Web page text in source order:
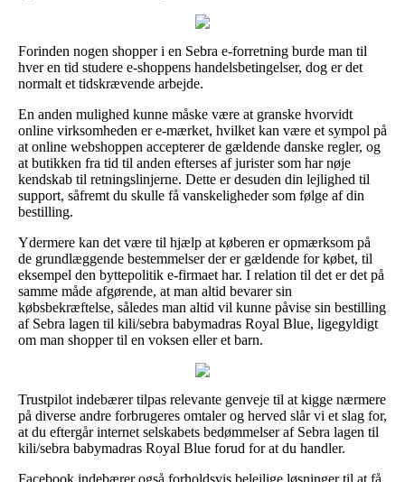
Forinden nogen shopper i en Sebra e-forretning burde man til
hver en tid studere e-shoppens handelsbetingelser, dog er det
normalt et tidskrævende arbejde.
En anden mulighed kunne måske være at granske hvorvidt
online virksomheden er e-mærket, hvilket kan være et sympol på
at online webshoppen accepterer de gældende danske regler, og
at butikken fra tid til anden efterses af jurister som har nøje
kendskab til retningslinjerne. Dette er desuden din lejlighed til
support, såfremt du skulle få vanskeligheder som følge af din
bestilling.
Ydermere kan det være til hjælp at køberen er opmærksom på
de grundlæggende bestemmelser der er gældende for købet, til
eksempel den byttepolitik e-firmaet har. I relation til det er det på
samme måde afgørende, at man altid bevarer sin
købsbekræftelse, således man altid vil kunne påvise sin bestilling
af Sebra lagen til kili/sebra babymadras Royal Blue, ligegyldigt
om man shopper til en voksen eller et barn.
Trustpilot indebærer tilpas relevante genveje til at kigge nærmere
på diverse andre forbrugeres omtaler og herved slår vi et slag for,
at du eftergår internet selskabets bedømmelser af Sebra lagen til
kili/sebra babymadras Royal Blue forud for at du handler.
Facebook indebærer også forholdsvis belejlige løsninger til at få